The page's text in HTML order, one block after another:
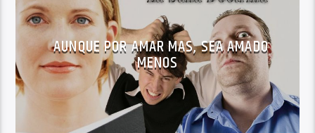
AUNQUE POR AMAR MAS, SEA AMADO
MENOS